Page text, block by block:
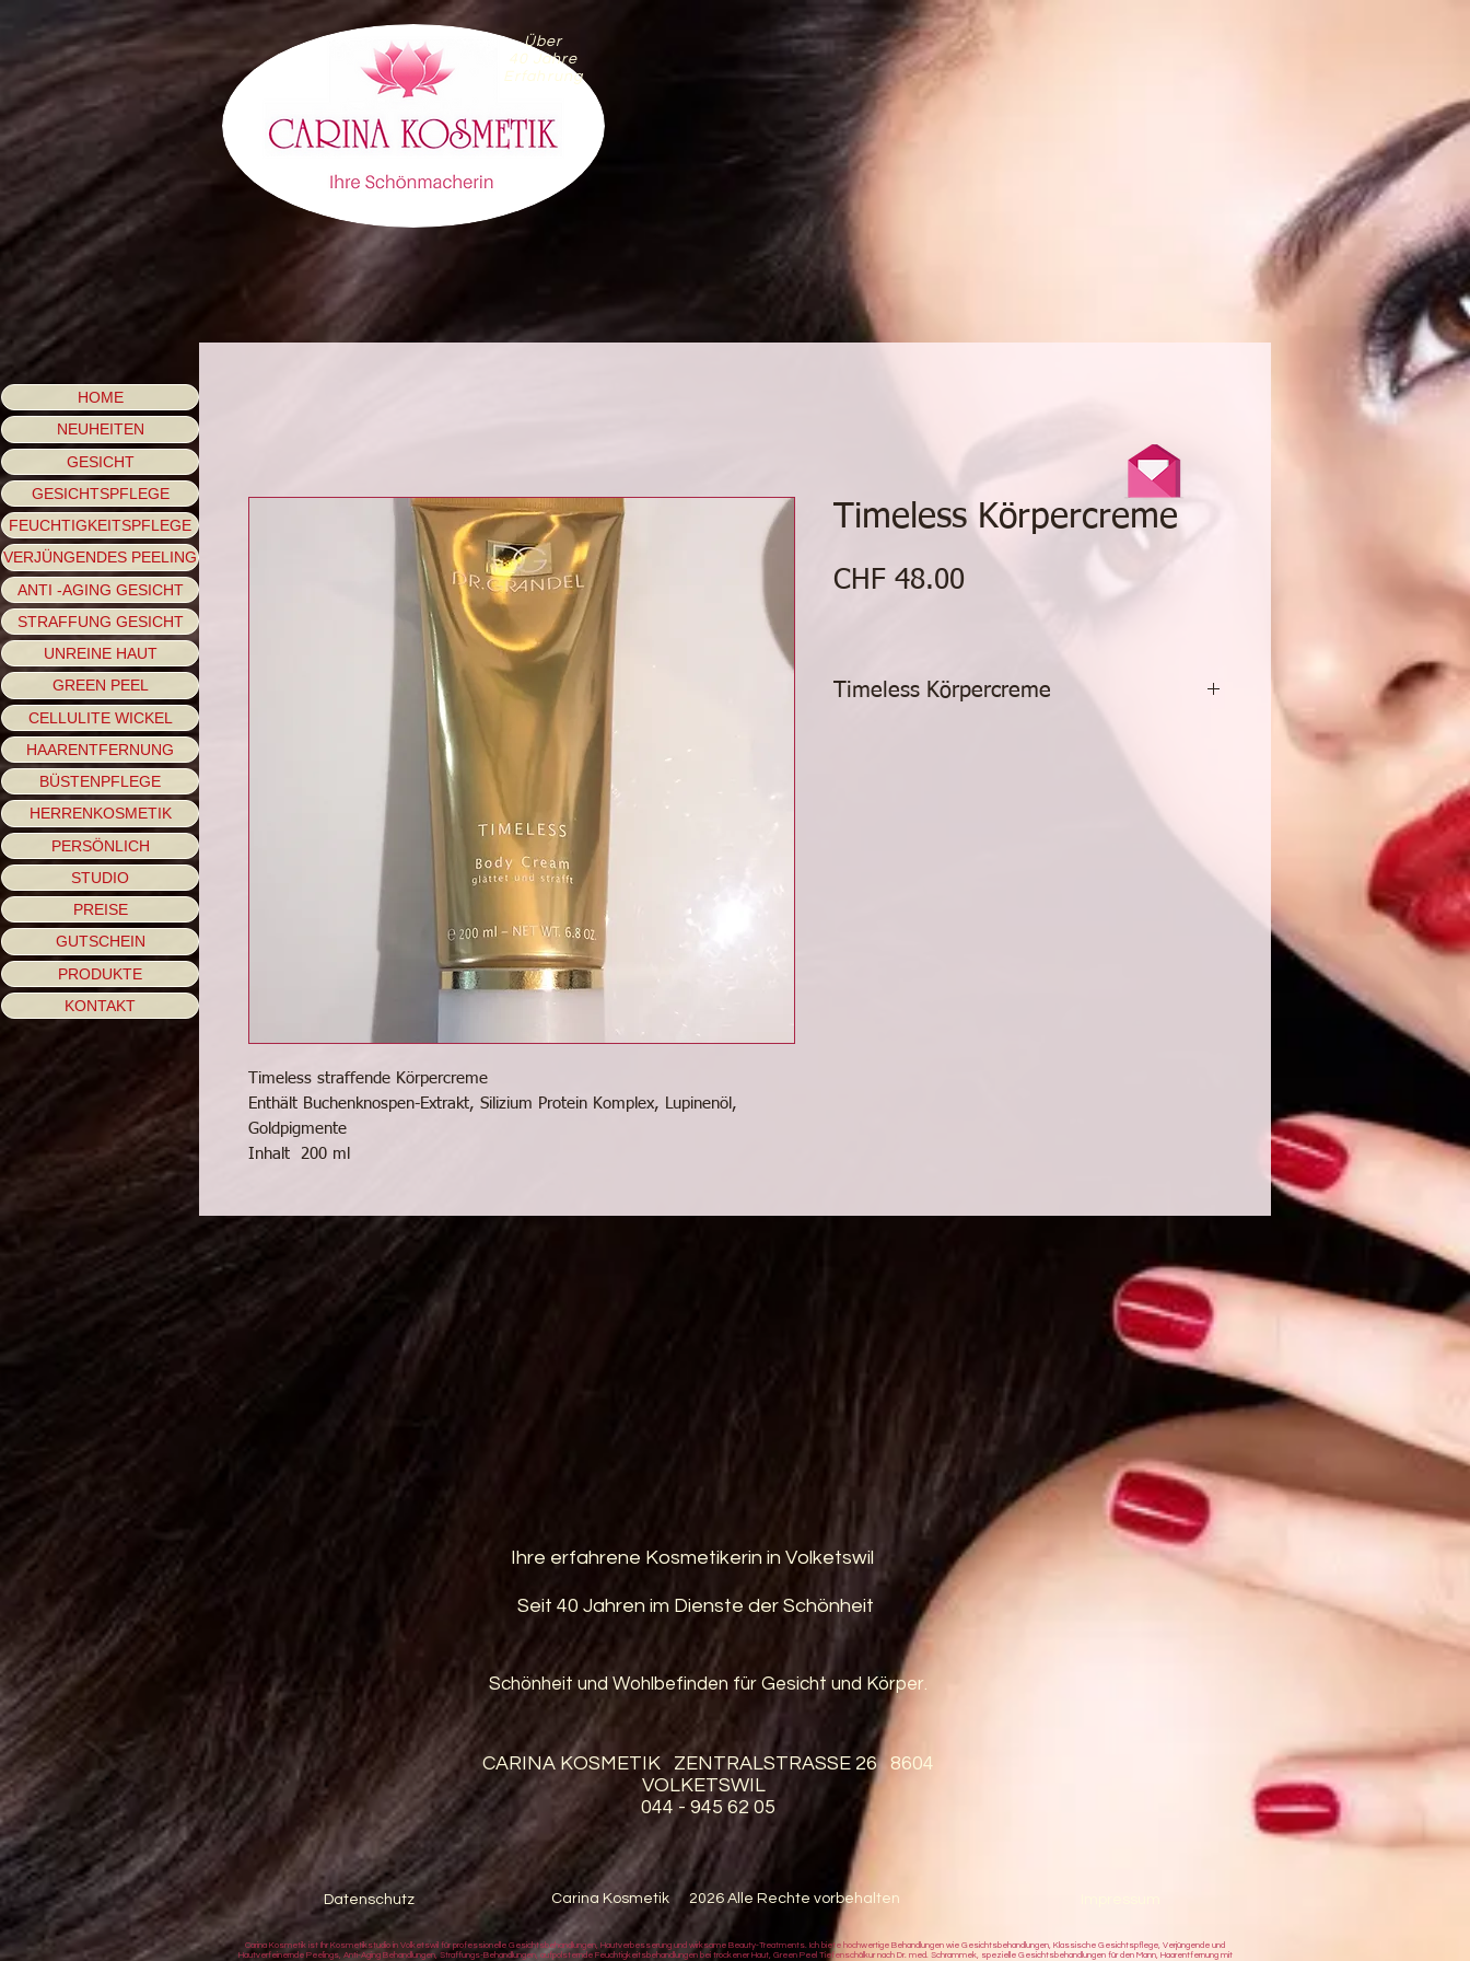
Über
40 Jahre
Erfahrung
Timeless straffende Körpercreme
Enthält Buchenknospen-Extrakt, Silizium Protein Komplex, Lupinenöl,
Goldpigmente
Inhalt 200 ml
Timeless Körpercreme
CHF 48.00Preis
Timeless Körpercreme
HOME
NEUHEITEN
GESICHT
GESICHTSPFLEGE
FEUCHTIGKEITSPFLEGE
VERJÜNGENDES PEELING
ANTI -AGING GESICHT
STRAFFUNG GESICHT
UNREINE HAUT
GREEN PEEL
CELLULITE WICKEL
HAARENTFERNUNG
BÜSTENPFLEGE
HERRENKOSMETIK
PERSÖNLICH
STUDIO
PREISE
GUTSCHEIN
PRODUKTE
KONTAKT
Ihre erfahrene Kosmetikerin in Volketswil
Seit 40 Jahren im Dienste der Schönheit
Schönheit und Wohlbefinden für Gesicht und Körper.
CARINA KOSMETIK ZENTRALSTRASSE 26 8604
VOLKETSWIL
044 - 945 62 05
Datenschutz Carina Kosmetik 2026 Alle Rechte vorbehalten
Carina Kosmetik ist Ihr Kosmetikstudio in Volketswil für professionelle Gesichtsbehandlungen, Hautverbesserung und wirksame Beauty-Treatments. Ich biete hochwertige Behandlungen wie Gesichtsbehandlungen, Klassische Gesichtspflege, Verjüngende und
Hautverfeinernde Peelings, Anti-Aging Behandlungen, Straffungs-Behandlungen, aufpolsternde Feuchtigkeitsbehandlungen bei trockener Haut, Green Peel Tiefenschälkur nach Dr. med. Schrammek, spezielle Gesichtsbehandlungen für den Mann, Haarentfernung mit